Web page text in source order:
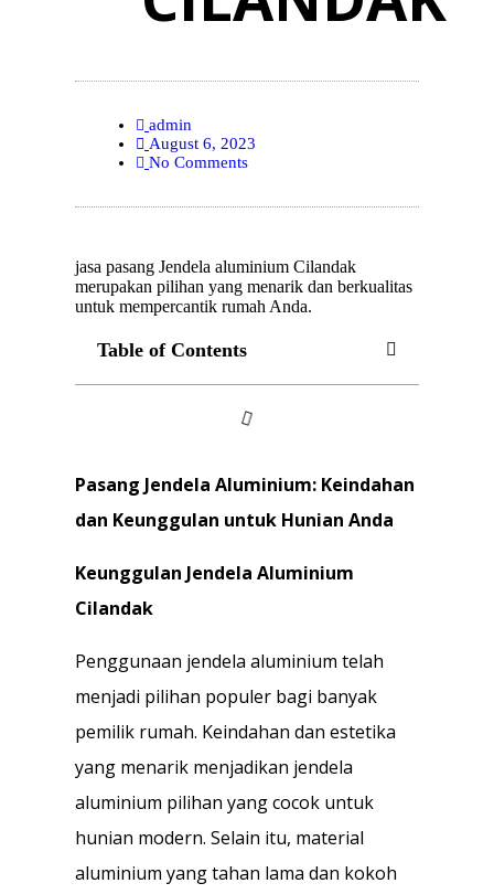
admin
August 6, 2023
No Comments
jasa pasang Jendela aluminium Cilandak
merupakan pilihan yang menarik dan berkualitas
untuk mempercantik rumah Anda.
Table of Contents
Pasang Jendela Aluminium: Keindahan
dan Keunggulan untuk Hunian Anda
Keunggulan Jendela Aluminium
Cilandak
Penggunaan jendela aluminium telah
menjadi pilihan populer bagi banyak
pemilik rumah. Keindahan dan estetika
yang menarik menjadikan jendela
aluminium pilihan yang cocok untuk
hunian modern. Selain itu, material
aluminium yang tahan lama dan kokoh